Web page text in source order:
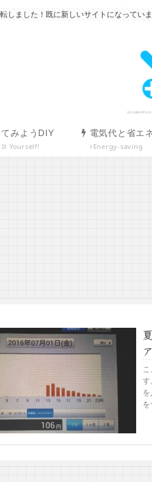
しました！既に新しいサイトになってい
みようDIY
It Yourself!
電気代と省エ
Energy-saving
す
を